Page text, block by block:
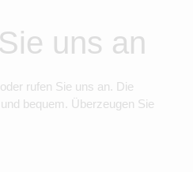
uns an
rufen Sie uns an. Die
bequem. Überzeugen Sie